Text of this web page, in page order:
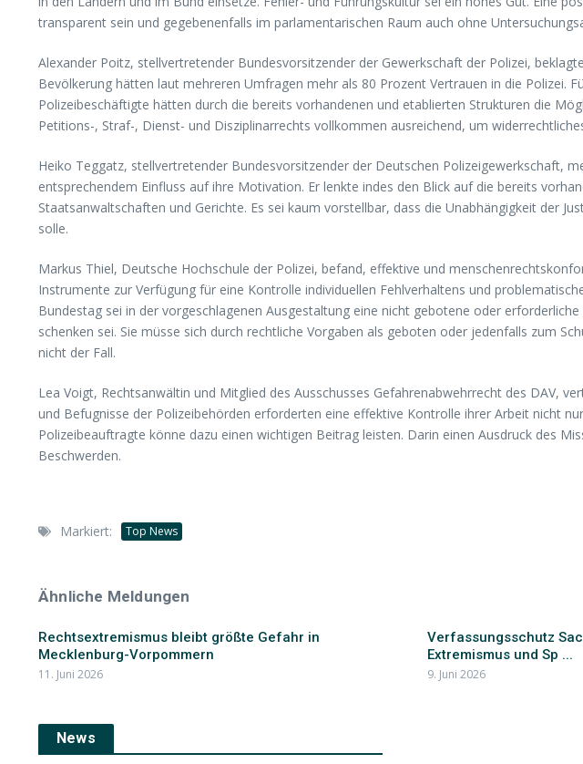
transparent sein und gegebenenfalls im parlamentarischen Raum auch ohne
Alexander Poitz, stellvertretender Bundesvorsitzender der Gewerkschaft der Polizei,
Bevölkerung hätten laut mehreren Umfragen mehr als 80 Prozent Vertrauen in die Polizei.
Polizeibeschäftigte hätten durch die bereits vorhandenen und etablierten Strukturen die
Petitions-, Straf-, Dienst- und Disziplinarrechts vollkommen ausreichend, um
Heiko Teggatz, stellvertretender Bundesvorsitzender der Deutschen Polizeigewerkschaft,
entsprechendem Einfluss auf ihre Motivation. Er lenkte indes den Blick auf die bereits
Staatsanwaltschaften und Gerichte. Es sei kaum vorstellbar, dass die Unabhängigkeit der
solle.
Markus Thiel, Deutsche Hochschule der Polizei, befand, effektive und
Instrumente zur Verfügung für eine Kontrolle individuellen Fehlverhaltens und
Bundestag sei in der vorgeschlagenen Ausgestaltung eine nicht gebotene oder
schenken sei. Sie müsse sich durch rechtliche Vorgaben als geboten oder jedenfalls zum
nicht der Fall.
Lea Voigt, Rechtsanwältin und Mitglied des Ausschusses Gefahrenabwehrrecht des DAV,
und Befugnisse der Polizeibehörden erforderten eine effektive Kontrolle ihrer Arbeit nicht
Polizeibeauftragte könne dazu einen wichtigen Beitrag leisten. Darin einen Ausdruck des
Beschwerden.
Markiert: Top News
Ähnliche Meldungen
Rechtsextremismus bleibt größte Gefahr in
Mecklenburg-Vorpommern
11. Juni 2026
Verfassungsschutz
Extremismus und Sp ...
9. Juni 2026
News